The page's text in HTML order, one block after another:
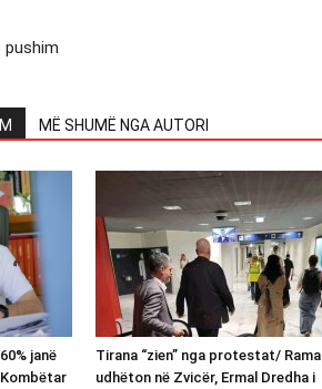
pushim
MË SHUMË NGA AUTORI
janë
Tirana “zien” nga protestat/ Rama
udhëton në Zvicër, Ermal Dredha i